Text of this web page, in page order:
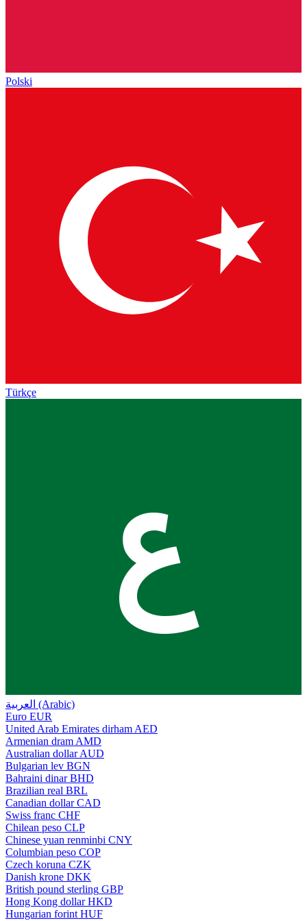
Polski
Türkçe
ع
العربية (Arabic)
Euro EUR
United Arab Emirates dirham AED
Armenian dram AMD
Australian dollar AUD
Bulgarian lev BGN
Bahraini dinar BHD
Brazilian real BRL
Canadian dollar CAD
Swiss franc CHF
Chilean peso CLP
Chinese yuan renminbi CNY
Columbian peso COP
Czech koruna CZK
Danish krone DKK
British pound sterling GBP
Hong Kong dollar HKD
Hungarian forint HUF